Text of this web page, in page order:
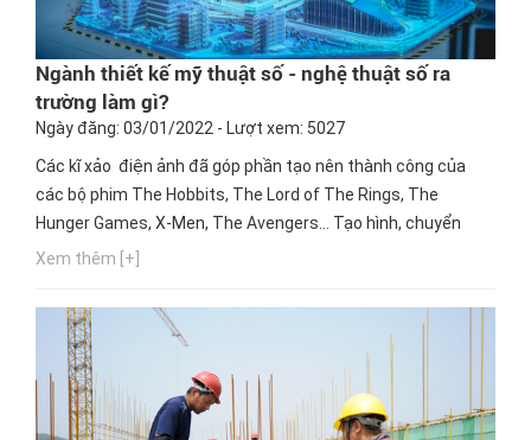
Ngành thiết kế mỹ thuật số - nghệ thuật số ra
trường làm gì?
Ngày đăng: 03/01/2022 - Lượt xem: 5027
Các kĩ xảo điện ảnh đã góp phần tạo nên thành công của
các bộ phim The Hobbits, The Lord of The Rings, The
Hunger Games, X-Men, The Avengers… Tạo hình, chuyển
động, biểu cảm, hiệu ứng đặc biệt của các bộ phim hoạt hình
đồ họa cũng là yếu tố quan trọng khi đánh giá chất lượng
của...
Xem thêm [+]